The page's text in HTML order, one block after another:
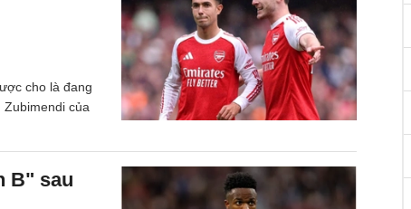
cho là đang
của
B" sau